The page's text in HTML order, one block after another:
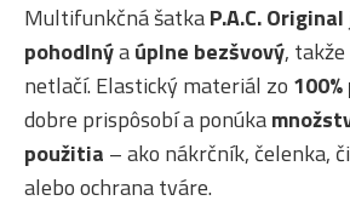
Multifunkčná šatkaP.A.C. Original
pohodlnýaúplne bezšvový,
netlačí. Elastický materiál zo
dobre prispôsobí a ponúka
použitia – ako nákrčník, čelenka,
alebo ochrana tváre.